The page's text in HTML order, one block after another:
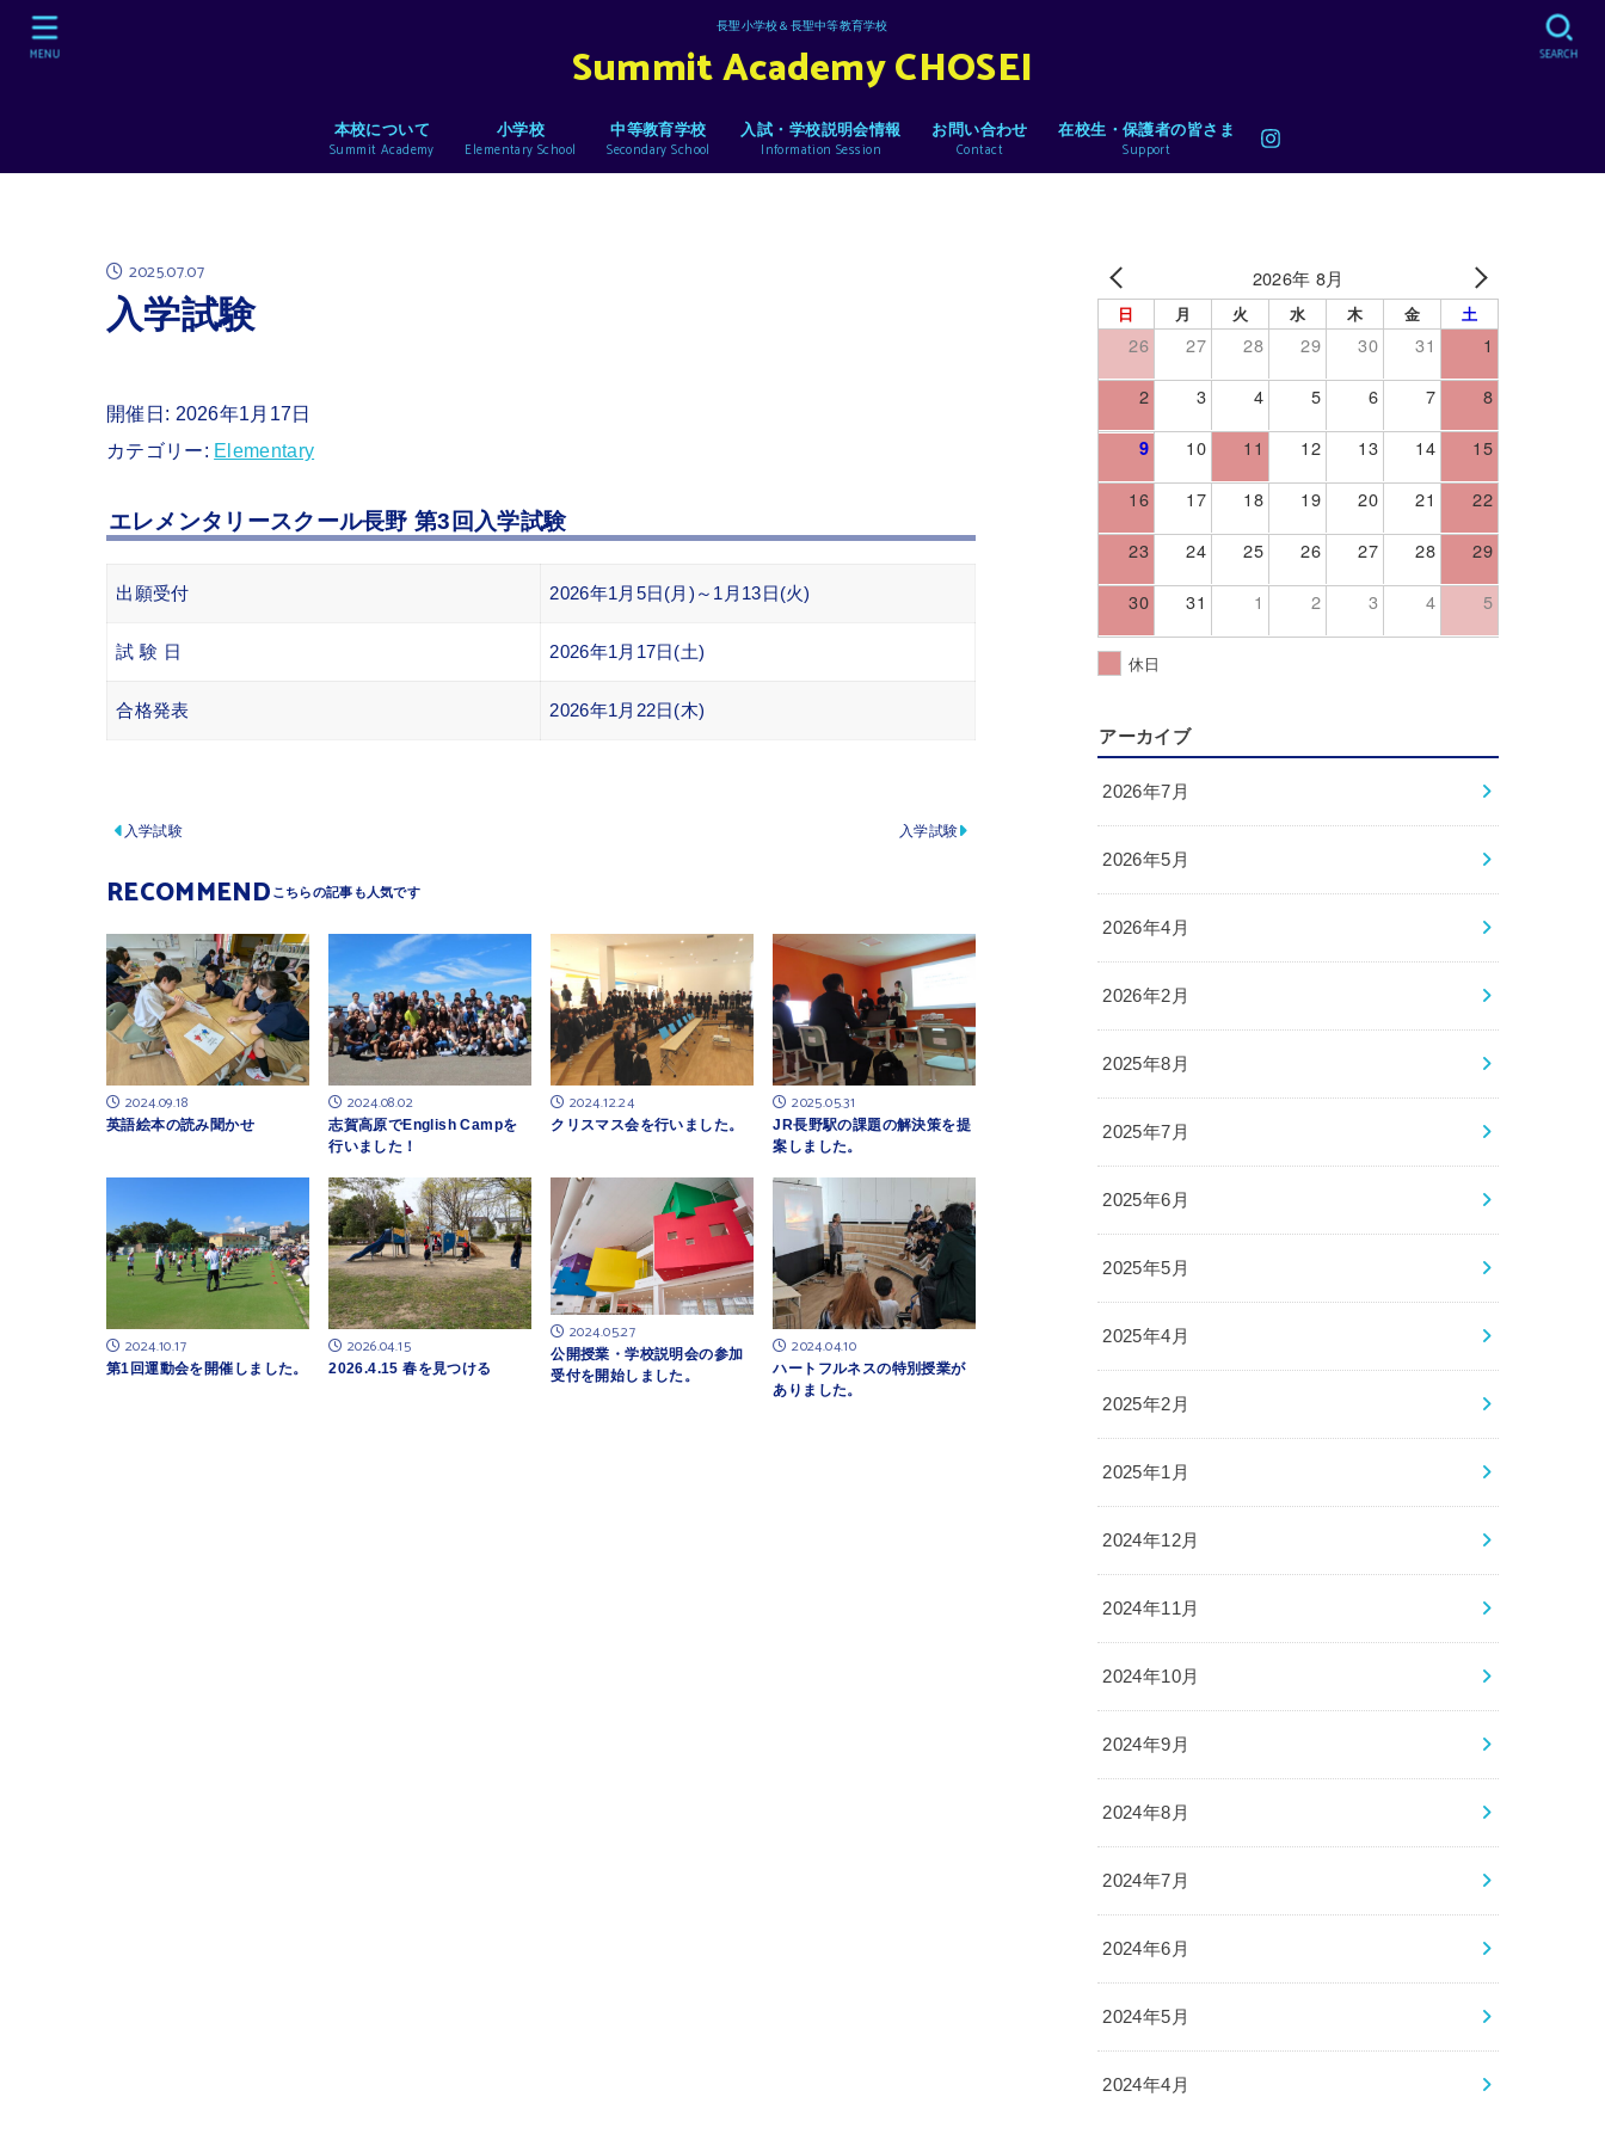
長聖小学校＆長聖中等教育学校
Summit Academy CHOSEI
本校について
Summit Academy
小学校
Elementary School
中等教育学校
Secondary School
入試・学校説明会情報
Information Session
お問い合わせ
Contact
在校生・保護者の皆さま
Support
SEARCH
MENU
2025.07.07
入学試験
開催日: 2026年1月17日
カテゴリー: Elementary
エレメンタリースクール長野 第3回入学試験
出願受付 2026年1月5日(月)～1月13日(火)
試 験 日 2026年1月17日(土)
合格発表 2026年1月22日(木)
入学試験 入学試験
RECOMMEND
2024.09.18
英語絵本の読み聞かせ
2024.08.02
志賀高原でEnglish Campを
行いました！
2024.12.24
クリスマス会を行いました。
2025.05.31
JR長野駅の課題の解決策を提
案しました。
2024.10.17
第1回運動会を開催しました。
2026.04.15
2026.4.15 春を見つける
2024.05.27
公開授業・学校説明会の参加
受付を開始しました。
2024.04.10
ハートフルネスの特別授業が
ありました。
2026年 8月
日 月 火 水 木 金 土
26 27 28 29 30 31 1
2 3 4 5 6 7 8
9 10 11 12 13 14 15
16 17 18 19 20 21 22
23 24 25 26 27 28 29
30 31 1 2 3 4 5
休日
アーカイブ
2026年7月
2026年5月
2026年4月
2026年2月
2025年8月
2025年7月
2025年6月
2025年5月
2025年4月
2025年2月
2025年1月
2024年12月
2024年11月
2024年10月
2024年9月
2024年8月
2024年7月
2024年6月
2024年5月
2024年4月